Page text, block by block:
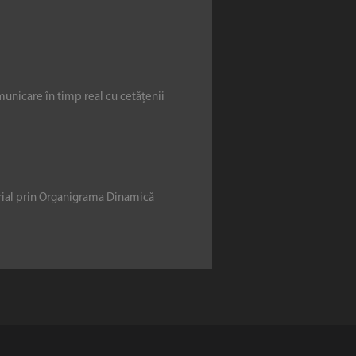
în timp real cu cetățenii
prin Organigrama Dinamică